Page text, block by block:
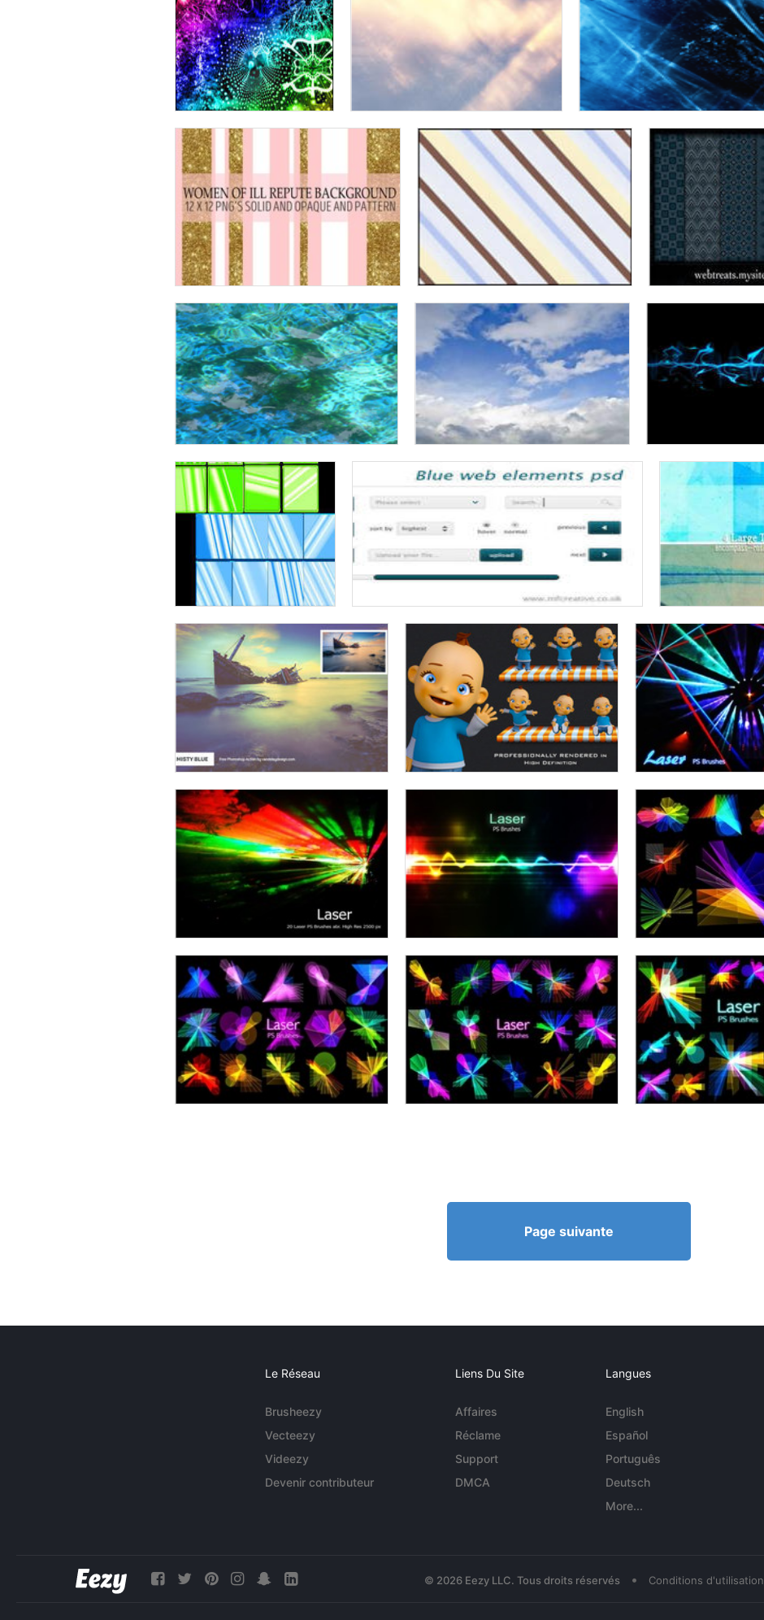
Page suivante
Le Réseau
Brusheezy
Vecteezy
Videezy
Devenir contributeur
Liens Du Site
Affaires
Réclame
Support
DMCA
Langues
English
Español
Português
Deutsch
More...
© 2026 Eezy LLC. Tous droits réservés • Conditions d'utilisation